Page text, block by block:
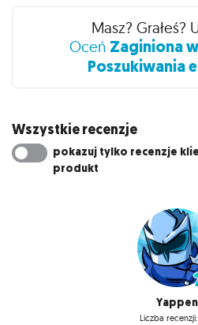
Masz? Grałeś?
Oceń Zaginiona
Poszukiwania
Wszystkie recenzje
pokazuj tylko recenzje
produkt
Yappen
Liczba